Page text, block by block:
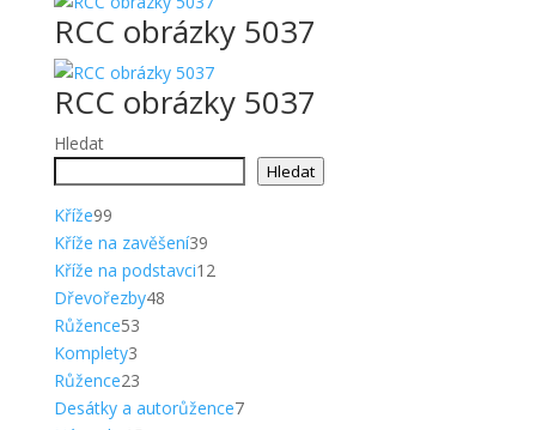
RCC obrázky 5037
RCC obrázky 5037
Hledat
Hledat
Kříže9999
produktů
Kříže na zavěšení3939
produktů
Kříže na podstavci1212
Dřevořezby4848
Růžence5353
Komplety33
produkty
Růžence2323
produktů
Desátky a autorůžence77